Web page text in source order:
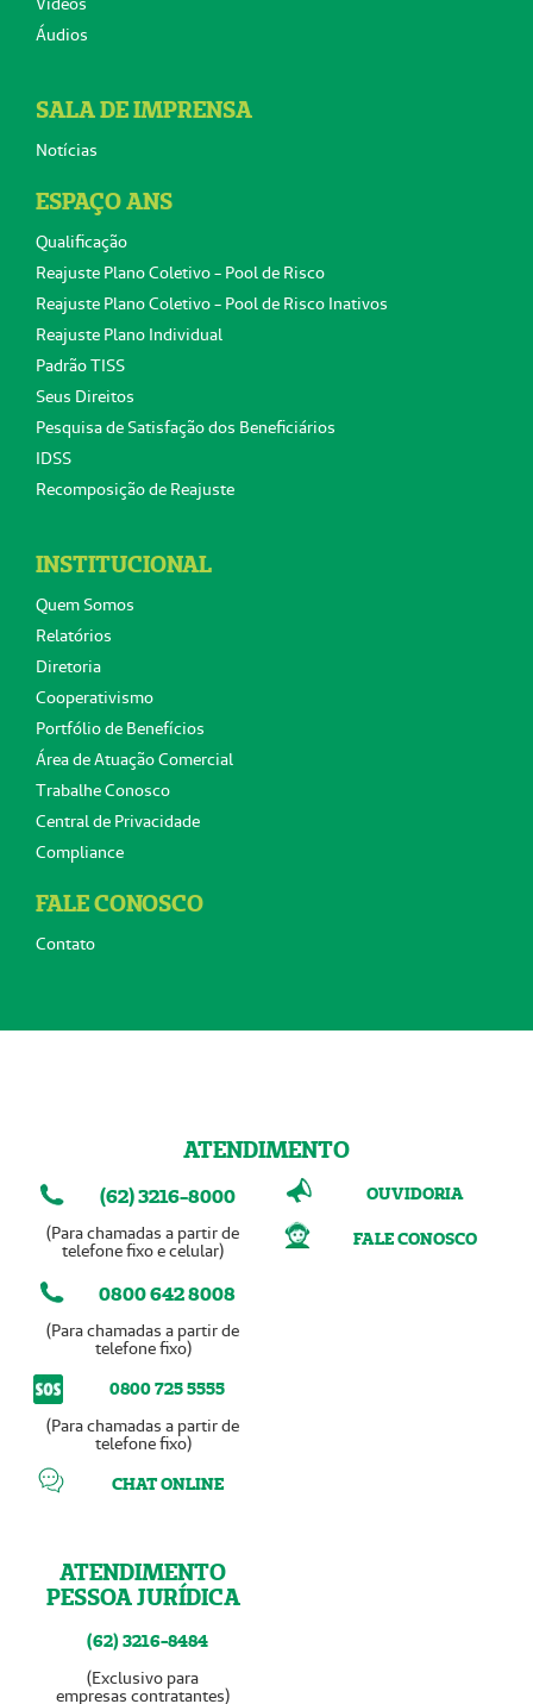
Áudios
SALA DE IMPRENSA
Notícias
ESPAÇO ANS
Qualificação
Reajuste Plano Coletivo - Pool de Risco
Reajuste Plano Coletivo - Pool de Risco Inativos
Reajuste Plano Individual
Padrão TISS
Seus Direitos
Pesquisa de Satisfação dos Beneficiários
IDSS
Recomposição de Reajuste
INSTITUCIONAL
Quem Somos
Relatórios
Diretoria
Cooperativismo
Portfólio de Benefícios
Área de Atuação Comercial
Trabalhe Conosco
Central de Privacidade
Compliance
FALE CONOSCO
Contato
ATENDIMENTO
(62) 3216-8000
(Para chamadas a partir de
telefone fixo e celular)
0800 642 8008
(Para chamadas a partir de
telefone fixo)
0800 725 5555
(Para chamadas a partir de
telefone fixo)
CHAT ONLINE
ATENDIMENTO
PESSOA JURÍDICA
(62) 3216-8484
(Exclusivo para
empresas contratantes)
OUVIDORIA
FALE CONOSCO